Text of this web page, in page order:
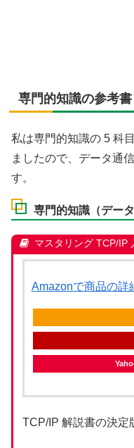
専門的知識の参考
私は専門的知識の 5 科
ましたので、データ通
す。
専門的知識（デー
マスタリング TCP/IP
Amazonで商品の詳
TCP/IP 解説書の決定